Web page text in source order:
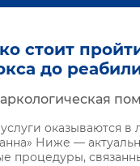
стоит
до
оказываются в
Ниже —
процедуры,